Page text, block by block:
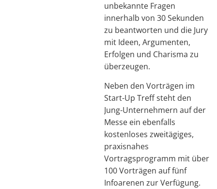
unbekannte Fragen
innerhalb von 30 Sekunden
zu beantworten und die Jury
mit Ideen, Argumenten,
Erfolgen und Charisma zu
überzeugen.
Neben den Vorträgen im
Start-Up Treff steht den
Jung-Unternehmern auf der
Messe ein ebenfalls
kostenloses zweitägiges,
praxisnahes
Vortragsprogramm mit über
100 Vorträgen auf fünf
Infoarenen zur Verfügung.